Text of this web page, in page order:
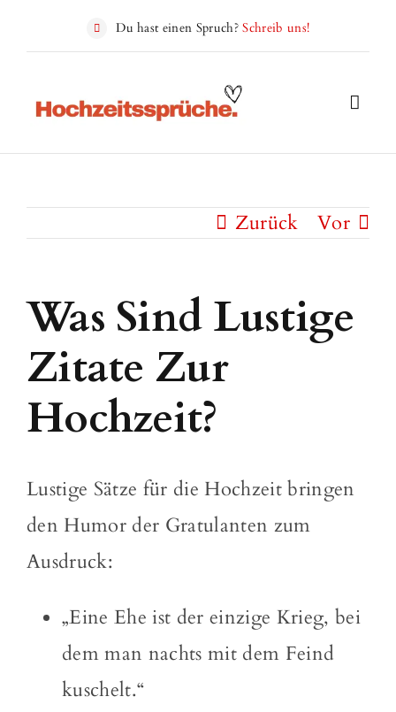
Inhalt
Du hast einen Spruch?Schreib uns!
Zurück Vor
Was Sind Lustige
Zitate Zur
Hochzeit?
Lustige Sätze für die Hochzeit bringen
den Humor der Gratulanten zum
Ausdruck:
„Eine Ehe ist der einzige Krieg, bei
dem man nachts mit dem Feind
kuschelt.“